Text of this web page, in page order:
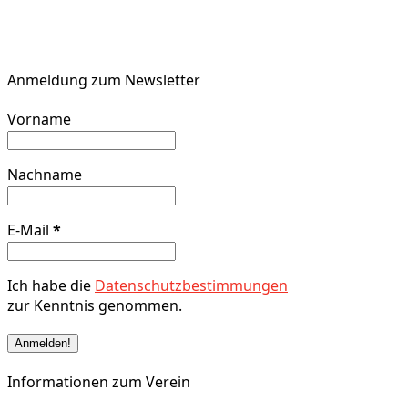
Anmeldung zum Newsletter
Vorname
Nachname
E-Mail *
Ich habe die Datenschutzbestimmungen
zur Kenntnis genommen.
Informationen zum Verein